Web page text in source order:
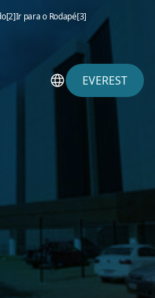
[2]Ir para o Rodapé[3]
EVEREST